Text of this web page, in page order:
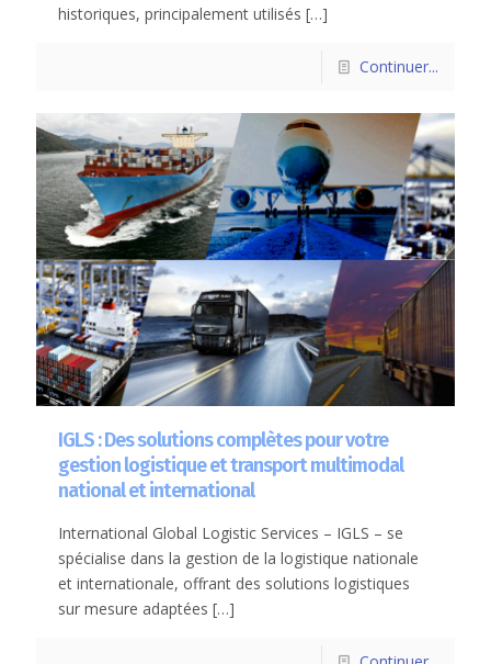
historiques, principalement utilisés […]
Continuer...
IGLS : Des solutions complètes pour votre
gestion logistique et transport multimodal
national et international
International Global Logistic Services – IGLS – se
spécialise dans la gestion de la logistique nationale
et internationale, offrant des solutions logistiques
sur mesure adaptées […]